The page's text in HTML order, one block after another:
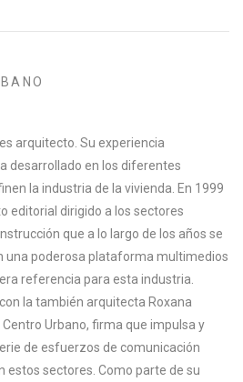
arquitecto. Su experiencia
desarrollado en los diferentes
la industria de la vivienda. En 1999
editorial dirigido a los sectores
que a lo largo de los años se
una poderosa plataforma multimedios
referencia para esta industria.
la también arquitecta Roxana
Centro Urbano, firma que impulsa y
de esfuerzos de comunicación
estos sectores. Como parte de su